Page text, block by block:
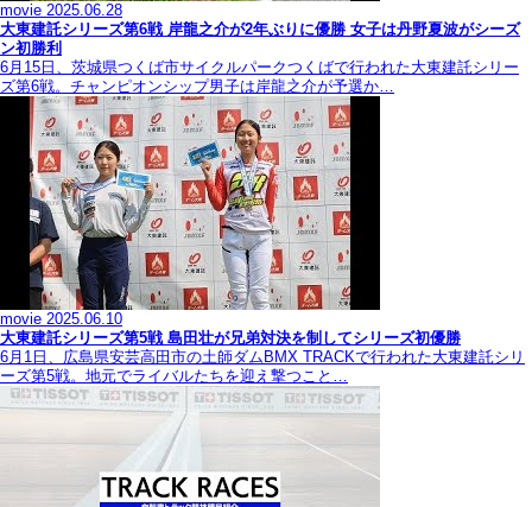
movie 2025.06.28
大東建託シリーズ第6戦 岸龍之介が2年ぶりに優勝 女子は丹野夏波がシーズ
ン初勝利
6月15日、茨城県つくば市サイクルパークつくばで行われた大東建託シリー
ズ第6戦。チャンピオンシップ男子は岸龍之介が予選か…
movie 2025.06.10
大東建託シリーズ第5戦 島田壮が兄弟対決を制してシリーズ初優勝
6月1日、広島県安芸高田市の土師ダムBMX TRACKで行われた大東建託シリ
ーズ第5戦。地元でライバルたちを迎え撃つこと…